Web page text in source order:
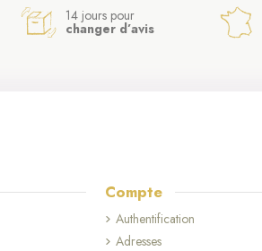
14 jours pour
changer d’avis
Compte
Authentification
Adresses